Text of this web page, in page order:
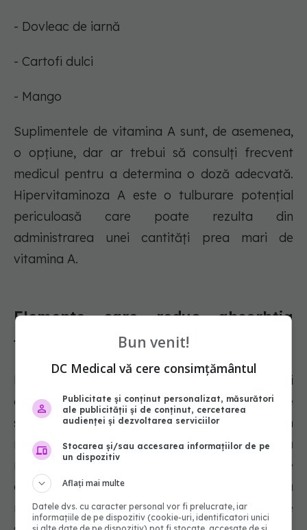
- Dovleac de iarnă
- Cartofi dulci
- Mango
Suplimentele de vitamina A sunt, de asemenea,
o opțiune, dar ar trebui să consulți frecvent
medicul pentru a determina o doză adecvată.
Hipervitaminoza A este o tulburare potențial
periculoasă care poate rezulta din
administrarea unei cantități prea mari de
vitamina A.
Elemente care reduc absorbția
fierului
Este posibil ca organismului tău să îi fie mai
dificil să absoarbă fierul dacă mănânci alimente
sau suplimente bogate în calciu. Calciul este un
nutrient crucial, prin urmare este imperativ să
nu-l elimini complet. Pur și simplu stai departe
de suplimentele de calciu și încearcă să eviți să
mănânci mese bogate în calciu imediat înainte
Bun venit!
DC Medical vă cere consimțământul
Publicitate și conținut personalizat, măsurători
ale publicității și de conținut, cercetarea
audienței și dezvoltarea serviciilor
Stocarea și/sau accesarea informațiilor de pe
un dispozitiv
Aflați mai multe
Datele dvs. cu caracter personal vor fi prelucrate, iar
informațiile de pe dispozitiv (cookie-uri, identificatori unici